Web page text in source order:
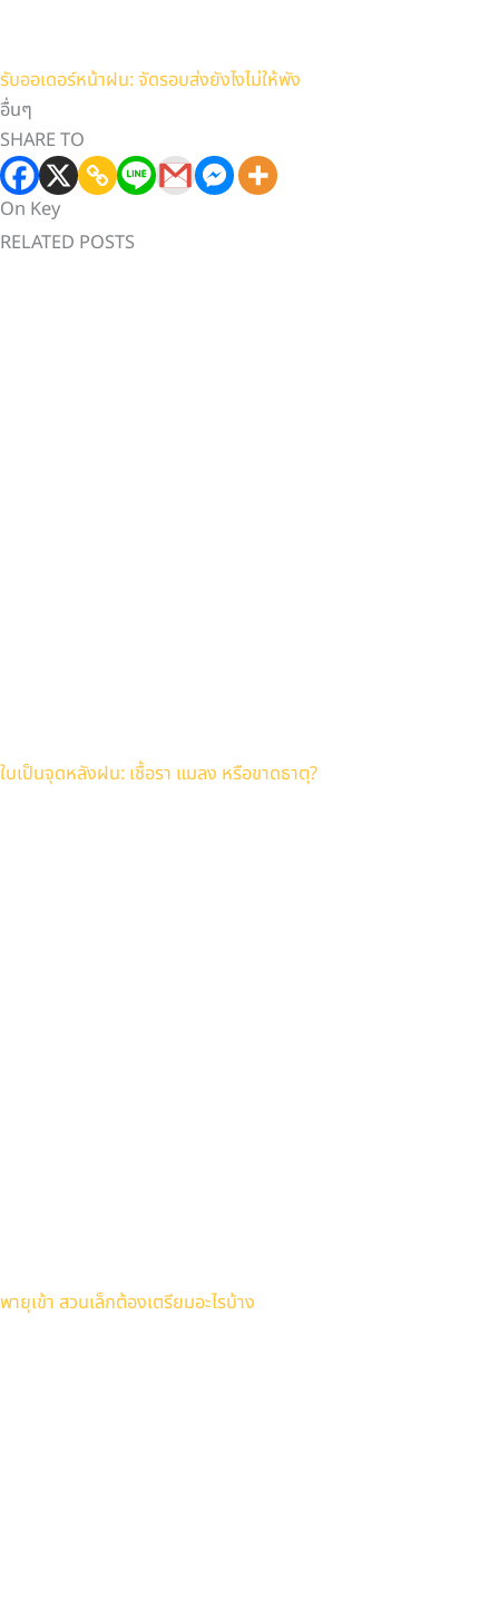
รับออเดอร์หน้าฝน: จัดรอบส่งยังไงไม่ให้พัง
อื่นๆ
SHARE TO
On Key
RELATED POSTS
ใบเป็นจุดหลังฝน: เชื้อรา แมลง หรือขาดธาตุ?
พายุเข้า สวนเล็กต้องเตรียมอะไรบ้าง